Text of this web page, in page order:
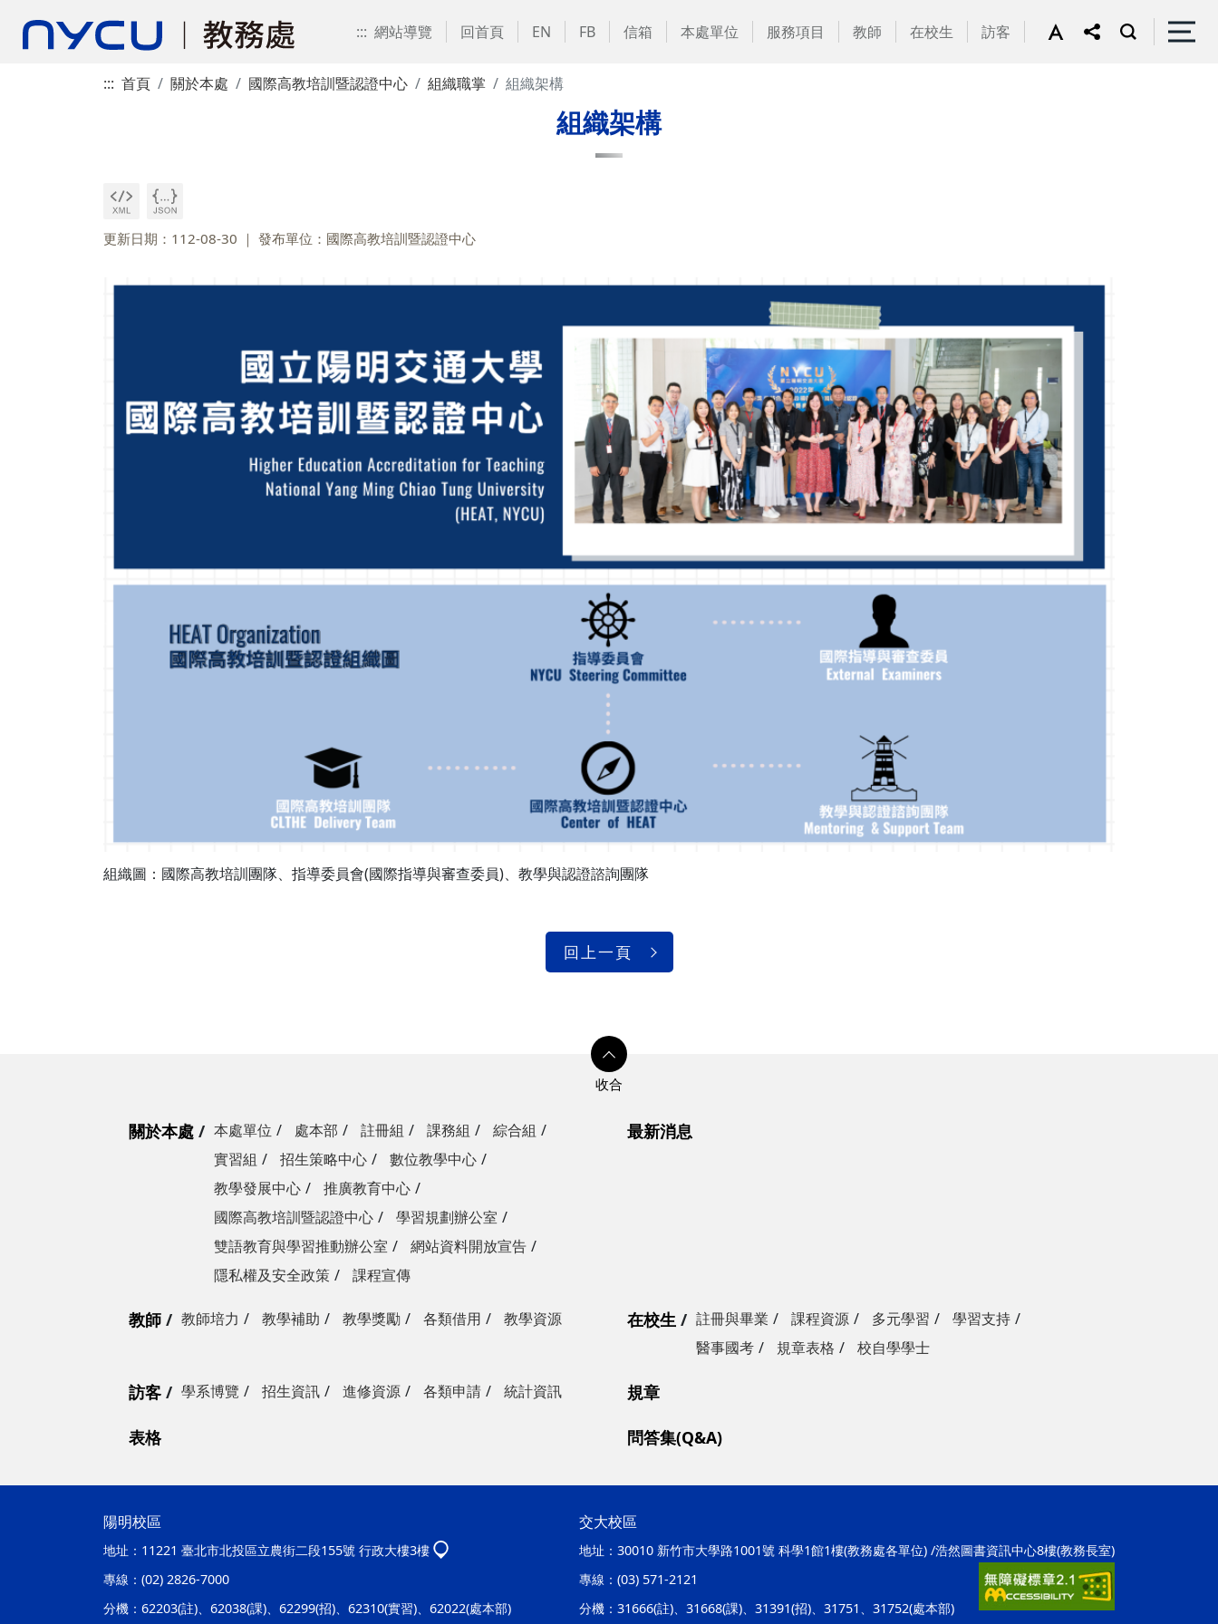
::: 網站導覽 回首頁 EN FB 信箱 本處單位 服務項目 教師 在校生 訪客
::: 首頁 關於本處 國際高教培訓暨認證中心 組織職掌 組織架構
組織架構
更新日期：112-08-30 發布單位：國際高教培訓暨認證中心
組織圖：國際高教培訓團隊、指導委員會(國際指導與審查委員)、教學與認證諮詢團隊
回上一頁
關於本處 本處單位 處本部 註冊組 課務組
綜合組
實習組
招生策略中心
數位教學中心
教學發展中心
推廣教育中心
國際高教培訓暨認證中心
學習規劃辦公室
雙語教育與學習推動辦公室
網站資料開放宣告
隱私權及安全政策
課程宣傳
最新消息
教師 教師培力 教學補助 教學獎勵 各類借用 教學資源 在校生 註冊與畢業 課程資源 多元學習
學習支持
醫事國考
規章表格 校自學學士
訪客 學系博覽 招生資訊 進修資源 各類申請 統計資訊 規章
表格 問答集(Q&A)
陽明校區
地址： 11221 臺北市北投區立農街二段155號 行政大樓3樓
專線： (02) 2826-7000
分機： 62203(註)、62038(課)、62299(招)、62310(實習)、62022(處本部)
交大校區
地址： 30010 新竹市大學路1001號 科學1館1樓(教務處各單位) /浩然圖書資訊中心8樓(教務長室)
專線： (03) 571-2121
分機： 31666(註)、31668(課)、31391(招)、31751、31752(處本部)